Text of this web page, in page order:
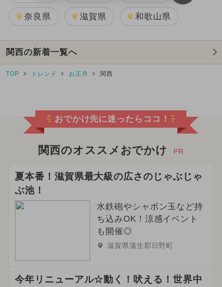
奈良県 滋賀県 和歌山県
関西の新着一覧へ
TOP トレンド お正月 関西
おでかけ先に迷ったらココ！
関西のオススメおでかけ PR
夏本番！滋賀県最大級の広さのじゃぶじゃ
ぶ池！
水鉄砲やシャボン玉など持
ち込みOK！涼感イベント
も開催◎
滋賀県蒲生郡日野町
今年リニューアル☆動く！吠える！世界中